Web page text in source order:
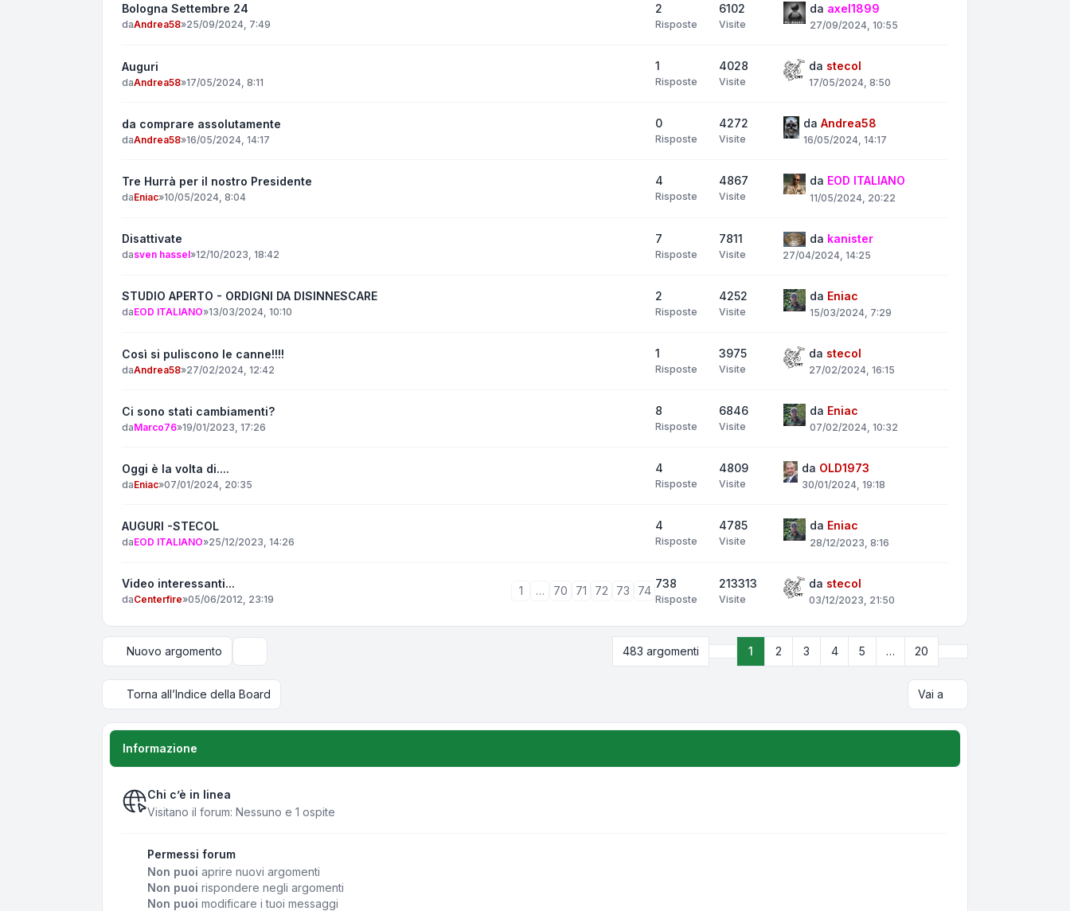
Bologna Settembre 24
daAndrea58»25/09/2024, 7:49
2
Risposte
6102
Visite
da axel1899
27/09/2024, 10:55
Auguri
daAndrea58»17/05/2024, 8:11
1
Risposte
4028
Visite
da stecol
17/05/2024, 8:50
da comprare assolutamente
daAndrea58»16/05/2024, 14:17
0
Risposte
4272
Visite
da Andrea58
16/05/2024, 14:17
Tre Hurrà per il nostro Presidente
daEniac»10/05/2024, 8:04
4
Risposte
4867
Visite
da EOD ITALIANO
11/05/2024, 20:22
Disattivate
dasven hassel»12/10/2023, 18:42
7
Risposte
7811
Visite
da kanister
27/04/2024, 14:25
STUDIO APERTO - ORDIGNI DA DISINNESCARE
daEOD ITALIANO»13/03/2024, 10:10
2
Risposte
4252
Visite
da Eniac
15/03/2024, 7:29
Così si puliscono le canne!!!!
daAndrea58»27/02/2024, 12:42
1
Risposte
3975
Visite
da stecol
27/02/2024, 16:15
Ci sono stati cambiamenti?
daMarco76»19/01/2023, 17:26
8
Risposte
6846
Visite
da Eniac
07/02/2024, 10:32
Oggi è la volta di....
daEniac»07/01/2024, 20:35
4
Risposte
4809
Visite
da OLD1973
30/01/2024, 19:18
AUGURI -STECOL
daEOD ITALIANO»25/12/2023, 14:26
4
Risposte
4785
Visite
da Eniac
28/12/2023, 8:16
Video interessanti...
daCenterfire»05/06/2012, 23:19
1 … 70 71 72 73 74
738
Risposte
213313
Visite
da stecol
03/12/2023, 21:50
Nuovo argomento 483 argomenti Pagina di20
1 2 3 4 5 … 20
Torna all’Indice della Board Vai a
Informazione
Chi c’è in linea
Visitano il forum: Nessuno e 1 ospite
Permessi forum
Non puoi aprire nuovi argomenti
Non puoi rispondere negli argomenti
Non puoi modificare i tuoi messaggi